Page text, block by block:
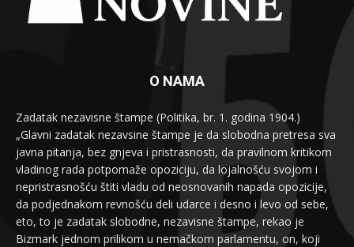
O NAMA
Zadatak nezavisne štampe (Politika, br. 1. godina 1904.)
„Glavni zadatak nezavsine štampe je da slobodna pretresa sva
javna pitanja, bez gnjeva i pristrasnosti, da pravilnom kritikom
vladinog rada potpomaže opoziciju, da lojalnošću svojom i
nepristrasnošću štiti vladu od neosnovanih napada opozicije,
da podjednakom revnošću deli udarce i desno i levo od sebe,
eto, to je zadatak slobodne, nezavisne štampe, rekao je
Bizmark jednom prilikom u nemačkom parlamentu, on, koji